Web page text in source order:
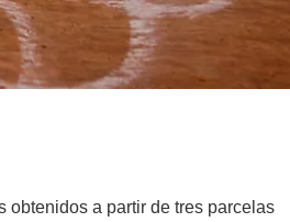
obtenidos a partir de tres parcelas